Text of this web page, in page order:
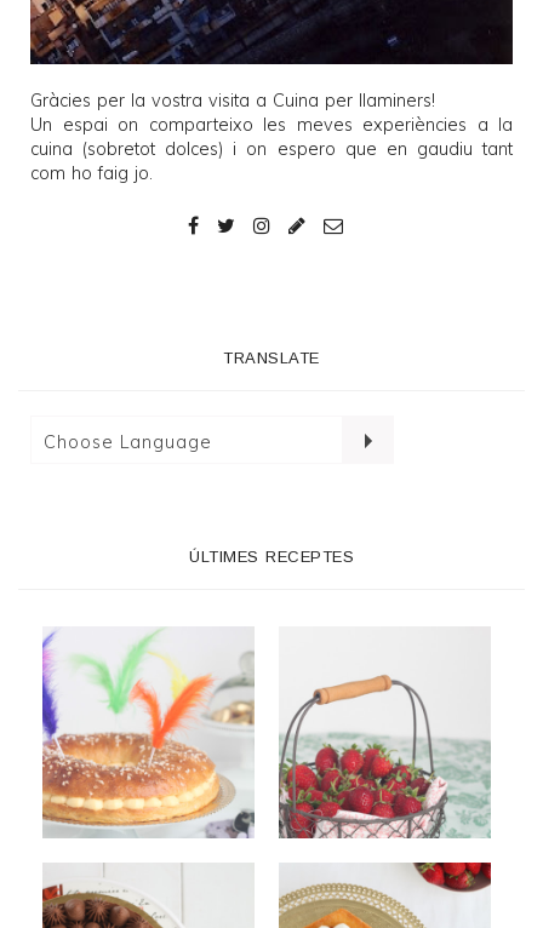
Gràcies per la vostra visita a Cuina per llaminers!
Un espai on comparteixo les meves experiències a la
cuina (sobretot dolces) i on espero que en gaudiu tant
com ho faig jo.
TRANSLATE
ÚLTIMES RECEPTES